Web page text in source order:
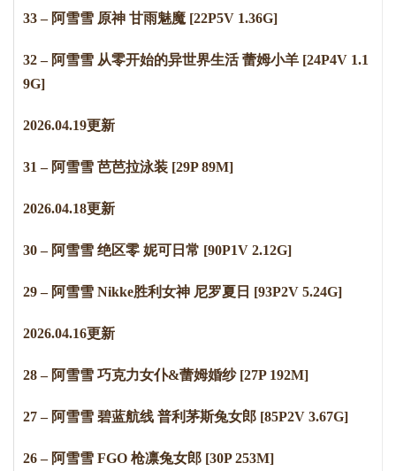
33 – 阿雪雪 原神 甘雨魅魔 [22P5V 1.36G]
32 – 阿雪雪 从零开始的异世界生活 蕾姆小羊 [24P4V 1.1
9G]
2026.04.19更新
31 – 阿雪雪 芭芭拉泳装 [29P 89M]
2026.04.18更新
30 – 阿雪雪 绝区零 妮可日常 [90P1V 2.12G]
29 – 阿雪雪 Nikke胜利女神 尼罗夏日 [93P2V 5.24G]
2026.04.16更新
28 – 阿雪雪 巧克力女仆&蕾姆婚纱 [27P 192M]
27 – 阿雪雪 碧蓝航线 普利茅斯兔女郎 [85P2V 3.67G]
26 – 阿雪雪 FGO 枪凛兔女郎 [30P 253M]